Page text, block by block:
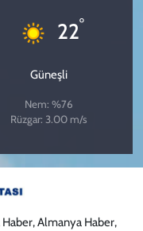
22°
Güneşli
Nem: %76
Rüzgar: 3.00 m/s
Almanya Haber,